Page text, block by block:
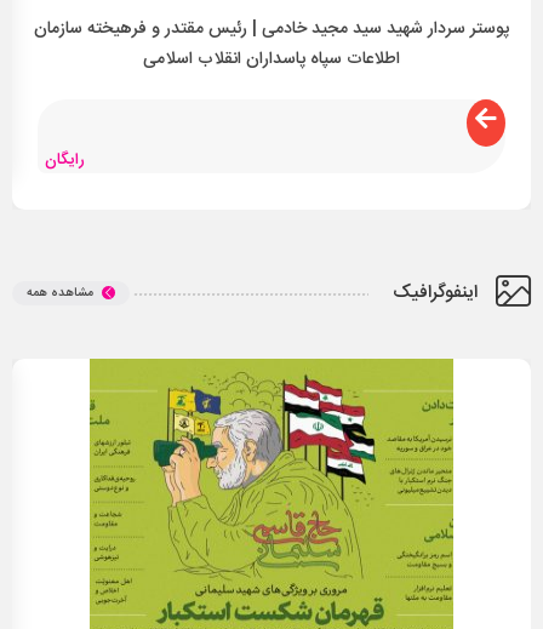
پوستر سردار شهید سید مجید خادمی | رئیس مقتدر و فرهیخته سازمان
اطلاعات سپاه پاسداران انقلاب اسلامی
رایگان
اینفوگرافیک مشاهده همه